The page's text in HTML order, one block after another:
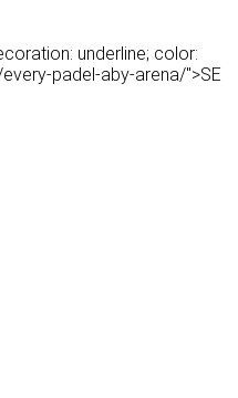
underline; color:
padel-aby-arena/">SE